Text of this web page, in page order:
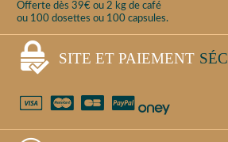
Offerte dès 39€ ou 2 kg de café
ou 100 dosettes ou 100 capsules.
SITE ET PAIEMENT